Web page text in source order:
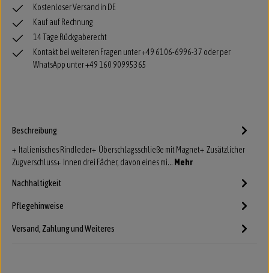
Kostenloser Versand in DE
Kauf auf Rechnung
14 Tage Rückgaberecht
Kontakt bei weiteren Fragen unter +49 6106-6996-37 oder per
WhatsApp unter +49 160 90995365
Beschreibung
+ Italienisches Rindleder+ Überschlagsschließe mit Magnet+ Zusätzlicher
Zugverschluss+ Innen drei Fächer, davon eines mi… Mehr
Nachhaltigkeit
Pflegehinweise
Versand, Zahlung und Weiteres